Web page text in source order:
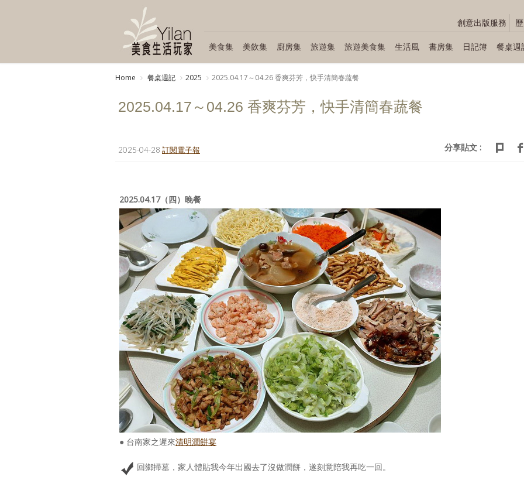
創意出版服務
美食集 美飲集 廚房集 旅遊集 旅遊美食集 生活風 書房集 日記簿 餐桌週
Home 餐桌週記 2025 2025.04.17～04.26 香爽芬芳，快手清簡春蔬餐
2025.04.17～04.26 香爽芬芳，快手清簡春蔬餐
2025-04-28 訂閱電子報 分享貼文 :
2025.04.17（四）晚餐
● 台南家之遲來清明潤餅宴
回鄉掃墓，家人體貼我今年出國去了沒做潤餅，遂刻意陪我再吃一回。